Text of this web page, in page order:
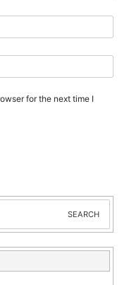
for the next time I
SEARCH